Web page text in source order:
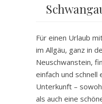
Für einen Urlaub
im Allgäu, ganz in
Neuschwanstein,
einfach und schnell
Unterkunft –
als auch eine